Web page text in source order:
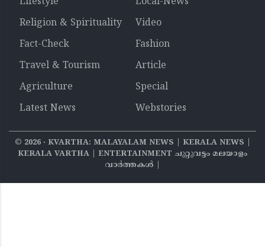
Religion & Spirituality
Video
Fact-Check
Fashion
Travel & Tourism
Article
Agriculture
Special
Latest News
Webstories
© 2026‧ KVARTHA: MALAYALAM NEWS | KERALA NEWS |
KERALA VARTHA | ENTERTAINMENT ചുറ്റുവട്ടം മലയാളം
വാര്‍ത്തകൾ |